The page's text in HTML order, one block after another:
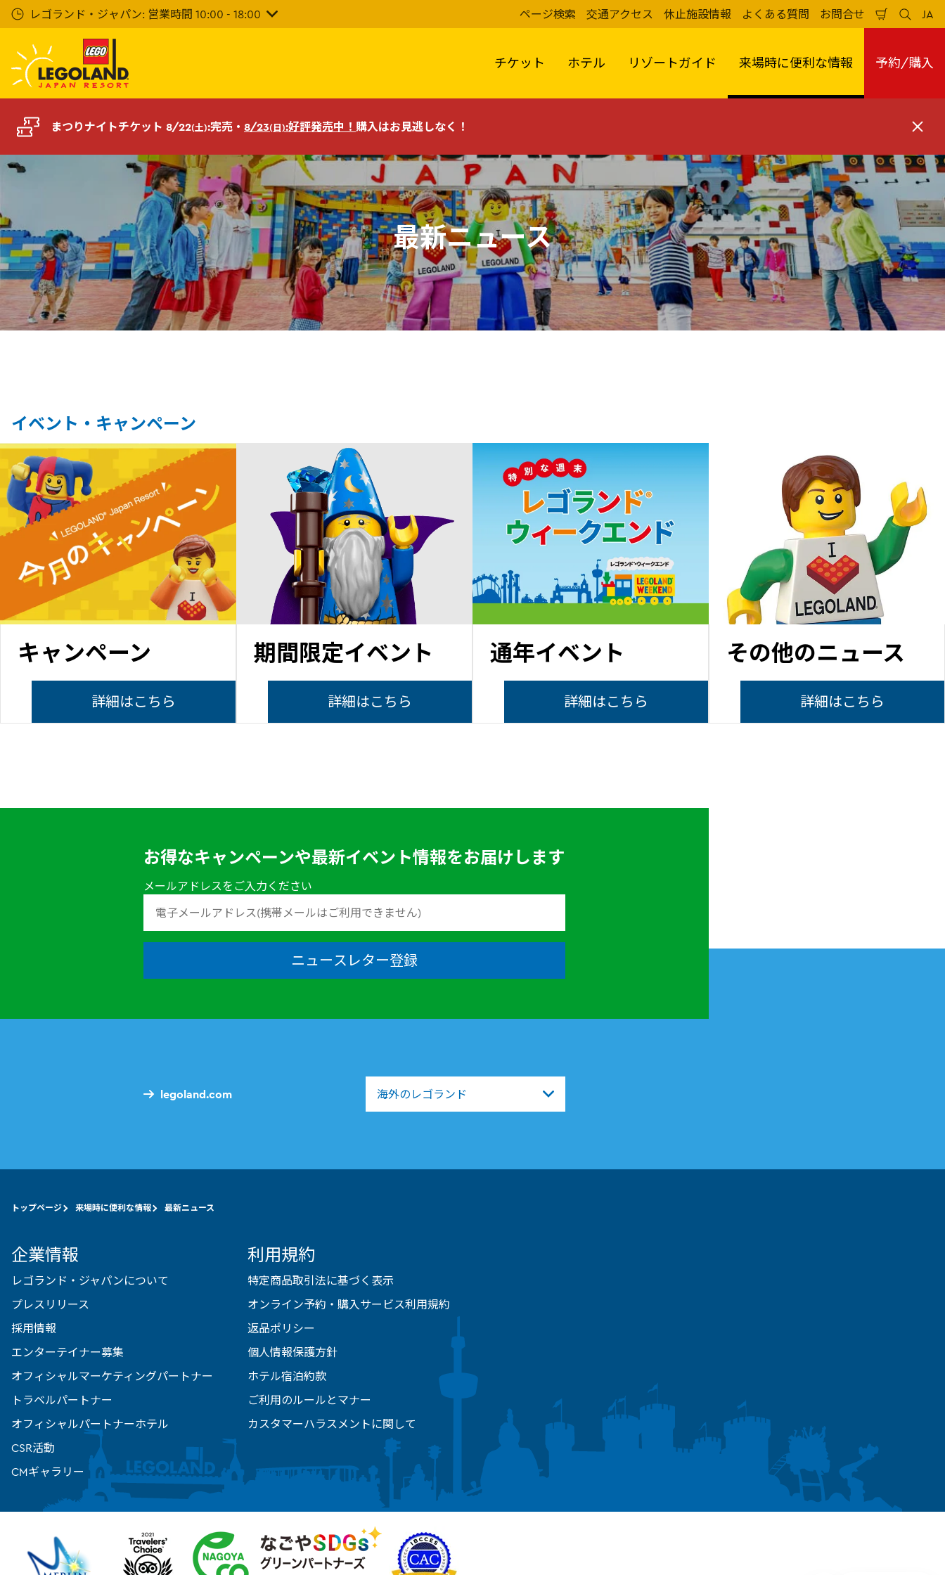
イ
レゴランド・ジャパン: 営業時間 10:00 - 18:00 ページ検索 交通アクセス 休止施設情報 よくある質問 お問合せ
い
か
ご
検
索
る
JA
日
本
チケット ホテル リゾートガイド 来場時に便利な情報 予約/購入
まつりナイトチケット 8/22(土):完売・ 8/23(日):好評発売中！ 購入はお見逃しなく！
閉
る
最新ニュース
イベント・キャンペーン
キャンペーン
詳細はこちら
期間限定イベント
詳細はこちら
通年イベント
詳細はこちら
その他のニュース
詳細はこちら
お得なキャンペーンや最新イベント情報をお届けします
メールアドレスをご入力ください
ニュースレター登録
legoland.com 海外のレゴランド
トップページ 来場時に便利な情報 最新ニュース
企業情報
レゴランド・ジャパンについて
プレスリリース
採用情報
エンターテイナー募集
オフィシャルマーケティングパートナー
トラベルパートナー
オフィシャルパートナーホテル
CSR活動
CMギャラリー
利用規約
特定商品取引法に基づく表示
オンライン予約・購入サービス利用規約
返品ポリシー
個人情報保護方針
ホテル宿泊約款
ご利用のルールとマナー
カスタマーハラスメントに関して